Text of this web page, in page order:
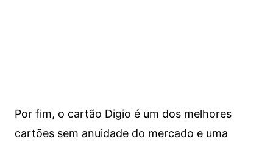
Por fim, o cartão Digio é um dos melhores
cartões sem anuidade do mercado e uma